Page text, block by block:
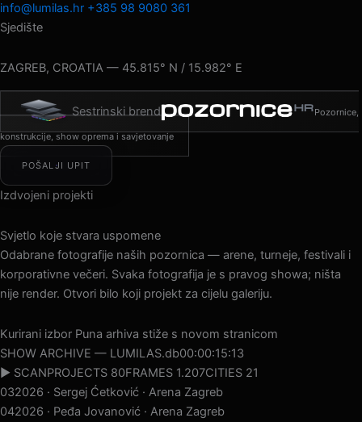
info@lumilas.hr +385 98 9080 361
Sjedište
ZAGREB, CROATIA — 45.815° N / 15.982° E
Sestrinski brend Pozornice,
konstrukcije, show oprema i savjetovanje
POŠALJI UPIT
Izdvojeni projekti
Svjetlo koje stvara uspomene
Odabrane fotografije naših pozornica — arene, turneje, festivali i
korporativne večeri. Svaka fotografija je s pravog showa; ništa
nije render. Otvori bilo koji projekt za cijelu galeriju.
Kurirani izbor Puna arhiva stiže s novom stranicom
SHOW ARCHIVE — LUMILAS.db00:00:17:22
▶ SCANPROJECTS 80FRAMES 1.207CITIES 21
042026 · Peđa Jovanović · Arena Zagreb
052026 · MegaDance Party 2 · Arena Zagreb